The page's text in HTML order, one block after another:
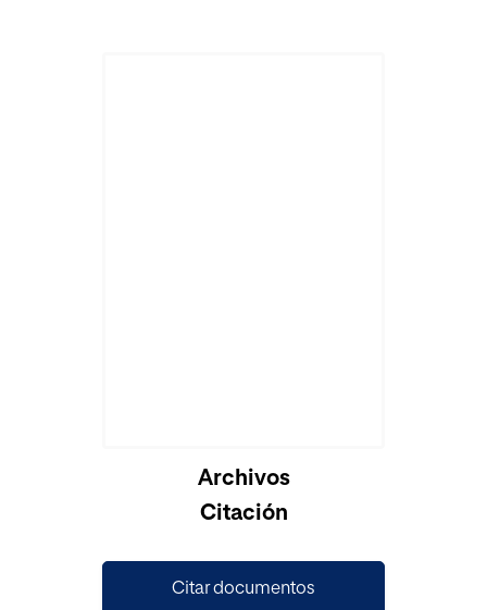
Archivos
Citación
Citar documentos